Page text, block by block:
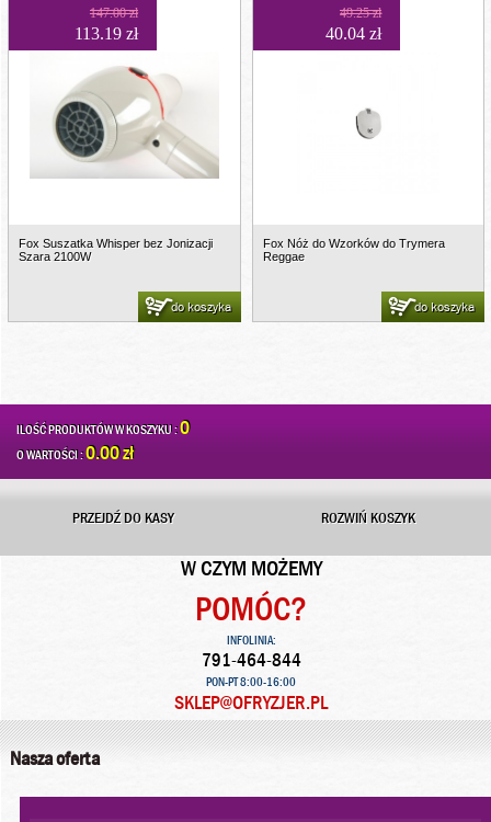
147.00 zł
113.19 zł
Fox Suszatka Whisper bez Jonizacji
Szara 2100W
do koszyka
49.25 zł
40.04 zł
Fox Nóż do Wzorków do Trymera
Reggae
do koszyka
ILOŚĆ PRODUKTÓW W KOSZYKU :0
O WARTOŚCI :0.00 zł
PRZEJDŹ DO KASY ROZWIŃ KOSZYK
W CZYM MOŻEMY
POMÓC?
INFOLINIA:
791-464-844
PON-PT 8:00-16:00
SKLEP@OFRYZJER.PL
Nasza oferta